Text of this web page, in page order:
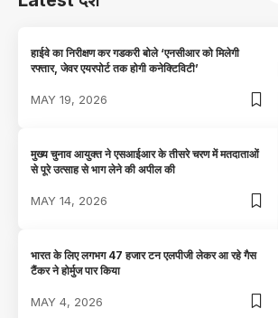
हाईवे का निरीक्षण कर गडकरी बोले ‘एनसीआर को मिलेगी
रफ्तार, जेवर एयरपोर्ट तक होगी कनेक्टिविटी’
MAY 19, 2026
मुख्य चुनाव आयुक्त ने एसआईआर के तीसरे चरण में मतदाताओं
से पूरे उत्साह से भाग लेने की अपील की
MAY 14, 2026
भारत के लिए लगभग 47 हजार टन एलपीजी लेकर आ रहे गैस
टैंकर ने होर्मुज पार किया
MAY 4, 2026